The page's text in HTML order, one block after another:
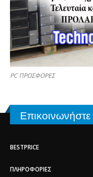
PC ΠΡΟΣΦΟΡΕΣ
BESTPRICE
ΠΛΗΡΟΦΟΡΊΕΣ